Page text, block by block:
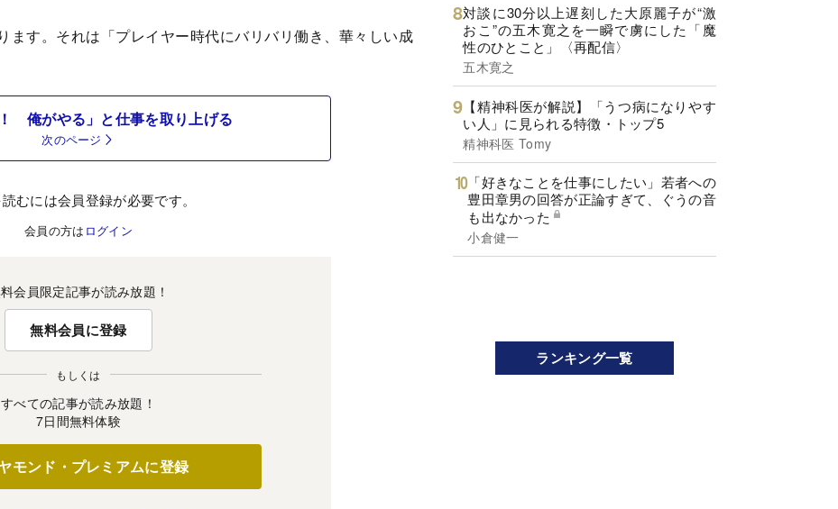
す。それは「プレイヤー時代にバリバリ働き、華々しい成
！ 俺がやる」と仕事を取り上げる
次のページ
むには会員登録が必要です。
会員の方は ログイン
会員限定記事が読み放題！
無料会員に登録
もしくは
すべての記事が読み放題！
7日間無料体験
モンド・プレミアムに登録
対談に30分以上遅刻した大原麗子が“激
おこ”の五木寛之を一瞬で虜にした「魔
性のひとこと」〈再配信〉
五木寛之
【精神科医が解説】「うつ病になりやす
い人」に見られる特徴・トップ5
精神科医 Tomy
「好きなことを仕事にしたい」若者への
豊田章男の回答が正論すぎて、ぐうの音
も出なかった
小倉健一
ランキング一覧